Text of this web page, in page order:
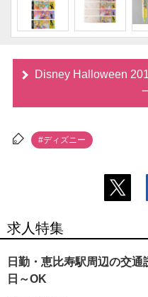
Disney Halloween
#ディズニー
求人特集
日勤・恵比寿駅周辺の交
日～OK